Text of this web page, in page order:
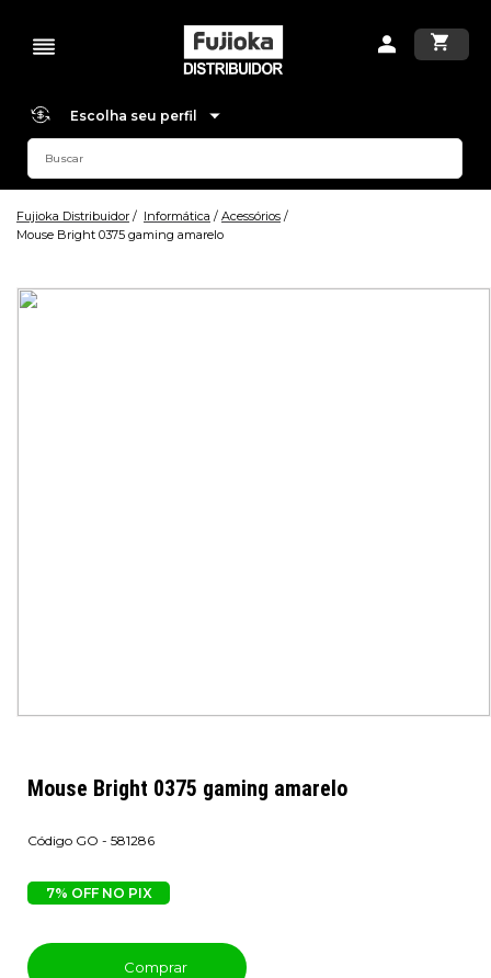
Escolha seu perfil
Fujioka Distribuidor Informática
Acessórios
Mouse Bright 0375 gaming amarelo
Mouse Bright 0375 gaming amarelo
GO - 581286
7% OFF NO PIX
Comprar